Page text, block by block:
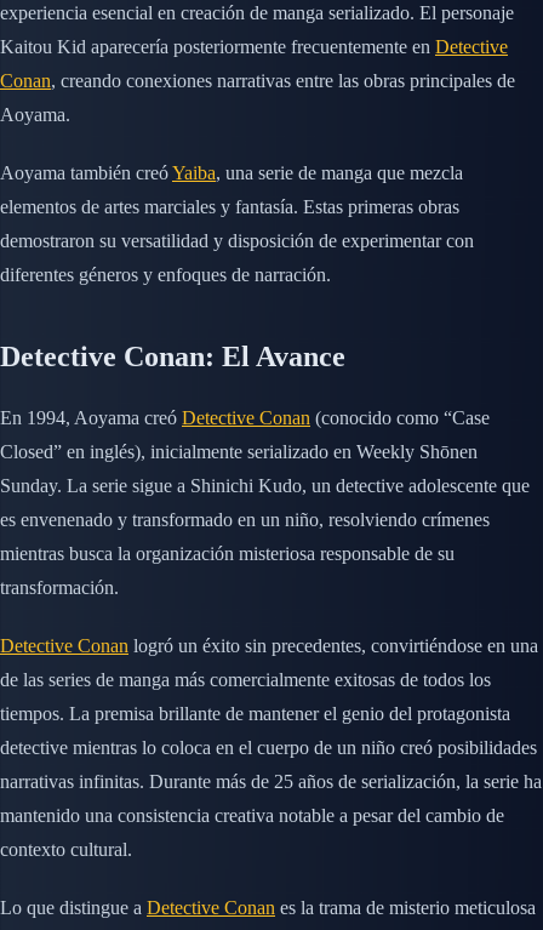
experiencia esencial en creación de manga serializado. El personaje
Kaitou Kid aparecería posteriormente frecuentemente en Detective
Conan, creando conexiones narrativas entre las obras principales de
Aoyama.
Aoyama también creóYaiba, una serie de manga que mezcla
elementos de artes marciales y fantasía. Estas primeras obras
demostraron su versatilidad y disposición de experimentar con
diferentes géneros y enfoques de narración.
Detective Conan: El Avance
En 1994, Aoyama creó Detective Conan (conocido como “Case
Closed” en inglés), inicialmente serializado en Weekly Shōnen
Sunday. La serie sigue a Shinichi Kudo, un detective adolescente que
es envenenado y transformado en un niño, resolviendo crímenes
mientras busca la organización misteriosa responsable de su
transformación.
Detective Conan logró un éxito sin precedentes, convirtiéndose en una
de las series de manga más comercialmente exitosas de todos los
tiempos. La premisa brillante de mantener el genio del protagonista
detective mientras lo coloca en el cuerpo de un niño creó posibilidades
narrativas infinitas. Durante más de 25 años de serialización, la serie ha
mantenido una consistencia creativa notable a pesar del cambio de
contexto cultural.
Lo que distingue a Detective Conan es la trama de misterio meticulosa